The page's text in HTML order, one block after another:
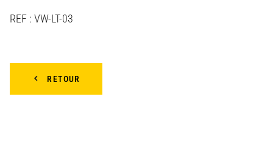
REF : VW-LT-03
RETOUR